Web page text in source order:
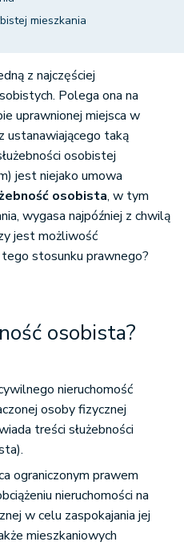
mieszkania
z najczęściej
Polega ona na
uprawnionej miejsca w
ustanawiającego taką
osobistej
jest niejako umowa
osobista, w tym
wygasa najpóźniej z chwilą
jest możliwość
stosunku prawnego?
osobista?
nieruchomość
osoby fizycznej
treści służebności
ograniczonym prawem
nieruchomości na
w celu zaspokajania jej
mieszkaniowych